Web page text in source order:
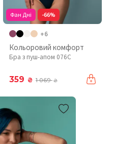
Фан Дні -66%
+6
Кольоровий комфорт
Бра з пуш-апом 076C
359 ₴ 1 069₴